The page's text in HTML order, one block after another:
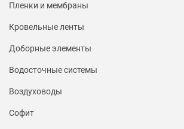
Пленки и мембраны
Кровельные ленты
Доборные элементы
Водосточные системы
Воздуховоды
Софит